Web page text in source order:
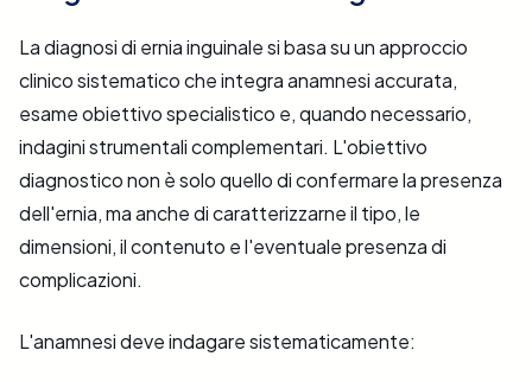
La diagnosi di ernia inguinale si basa su un approccio
clinico sistematico che integra anamnesi accurata,
esame obiettivo specialistico e, quando necessario,
indagini strumentali complementari. L'obiettivo
diagnostico non è solo quello di confermare la presenza
dell'ernia, ma anche di caratterizzarne il tipo, le
dimensioni, il contenuto e l'eventuale presenza di
complicazioni.
L'anamnesi deve indagare sistematicamente: